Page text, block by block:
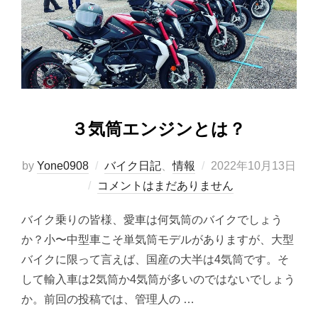
３気筒エンジンとは？
by Yone0908 バイク日記 、情報
投
稿
2022年10月13日
コメントはまだありません
バイク乗りの皆様、愛車は何気筒のバイクでしょう
か？小〜中型車こそ単気筒モデルがありますが、大型
バイクに限って言えば、国産の大半は4気筒です。そ
して輸入車は2気筒か4気筒が多いのではないでしょう
か。前回の投稿では、管理人の …